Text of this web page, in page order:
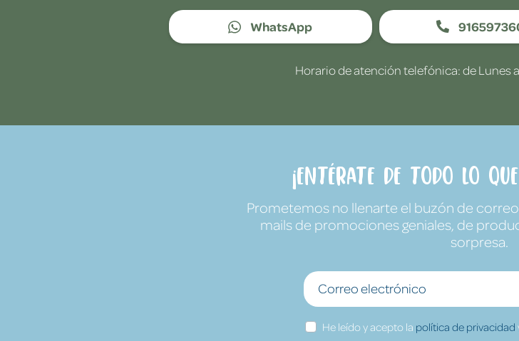
WhatsApp
Horario de atención telefónica: de Lunes
¡Entérate de todo lo
Prometemos no llenarte el buzón de
mails de promociones geniales, de
sorpresa.
He leído y acepto la política de privacidad